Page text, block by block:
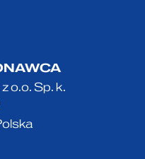
o.o. Sp. k.